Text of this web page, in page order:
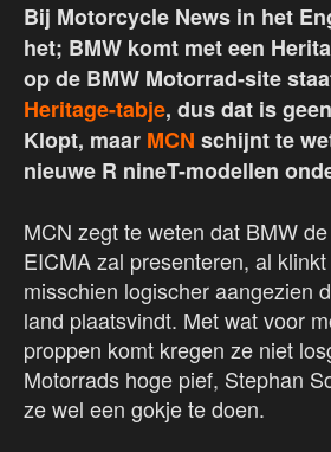
Bij Motorcycle News in het
het; BMW komt met een
op de BMW Motorrad-site
Heritage-tabje, dus dat is
Klopt, maar MCN schijnt te
nieuwe R nineT-modellen
MCN zegt te weten dat BMW
EICMA zal presenteren, al
misschien logischer aangezien
land plaatsvindt. Met wat voor
proppen komt kregen ze niet
Motorrads hoge pief, Stephan
ze wel een gokje te doen.